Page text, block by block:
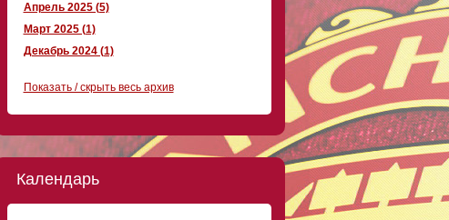
Апрель 2025 (5)
Март 2025 (1)
Декабрь 2024 (1)
Показать / скрыть весь архив
Календарь